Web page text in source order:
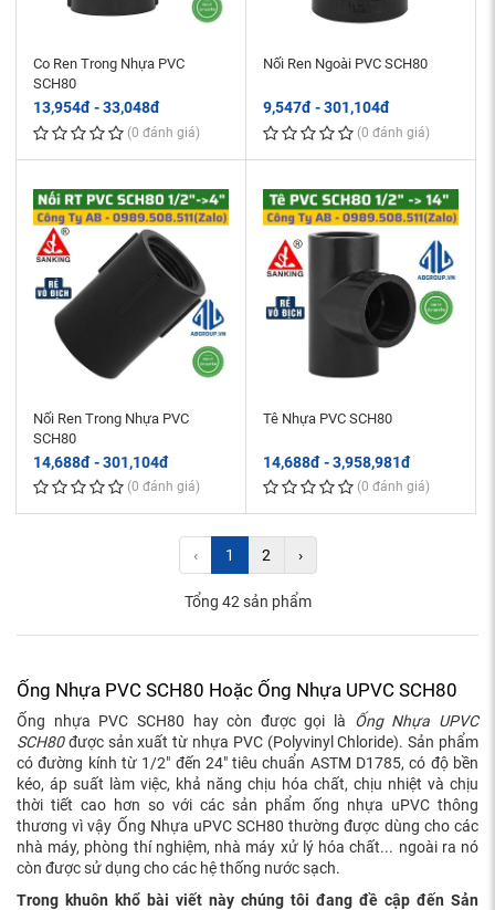
Co Ren Trong Nhựa PVC
SCH80
13,954đ - 33,048đ
(0 đánh giá)
Nối Ren Ngoài PVC SCH80
9,547đ - 301,104đ
(0 đánh giá)
Nối Ren Trong Nhựa PVC
SCH80
14,688đ - 301,104đ
(0 đánh giá)
Tê Nhựa PVC SCH80
14,688đ - 3,958,981đ
(0 đánh giá)
‹ 1 2 ›
Tổng 42 sản phẩm
Ống Nhựa PVC SCH80 Hoặc Ống Nhựa UPVC SCH80
Ống nhựa PVC SCH80 hay còn được gọi là Ống Nhựa UPVC
SCH80được sản xuất từ nhựa PVC (Polyvinyl Chloride). Sản phẩm
có đường kính từ 1/2" đến 24" tiêu chuẩn ASTM D1785, có độ bền
kéo, áp suất làm việc, khả năng chịu hóa chất, chịu nhiệt và chịu
thời tiết cao hơn so với các sản phẩm ống nhựa uPVC thông
thương vì vậy Ống Nhựa uPVC SCH80 thường được dùng cho các
nhà máy, phòng thí nghiệm, nhà máy xử lý hóa chất... ngoài ra nó
còn được sử dụng cho các hệ thống nước sạch.
Trong khuôn khổ bài viết này chúng tôi đang đề cập đến Sản